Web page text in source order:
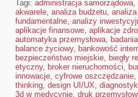
Tagi: administracja samorządowa,
akwarele, analiza budżetu,
fundamentalne, analizy
aplikacje finansowe, aplikacje
automatyka przemysłowa,
balance życiowy, bankowość
bezpieczeństwo miejskie, biegły
etyczny, broker nieruchomości,
innowacje, cyfrowe oszczędzanie,
thinking, design UI/UX,
3d w medycynie, druk